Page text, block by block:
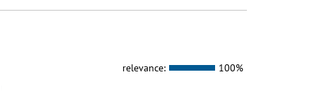
relevance: 100%